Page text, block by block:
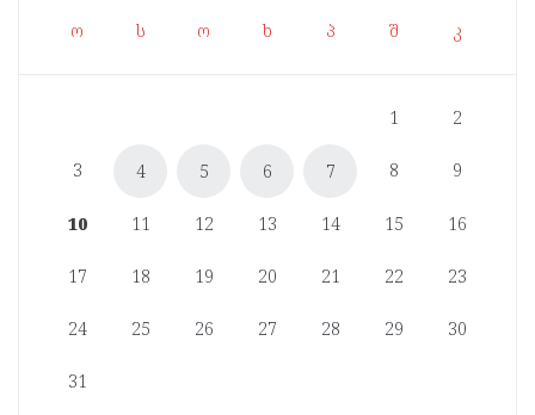
ო ს ო ხ პ შ კ
1 2
3 4 5 6 7 8 9
10 11 12 13 14 15 16
17 18 19 20 21 22 23
24 25 26 27 28 29 30
31